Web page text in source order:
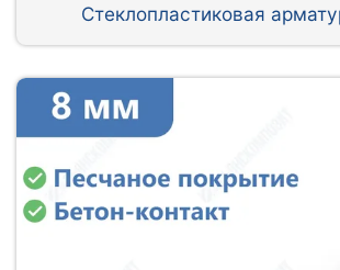
Стеклопластиковая